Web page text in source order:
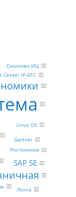
SAP SE
Ростелеком
Center IP-АТС
Gartner
Linux OS
Лента
Сколково ИЦ